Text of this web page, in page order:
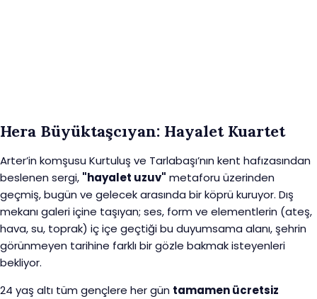
Hera Büyüktaşcıyan: Hayalet Kuartet
Arter’in komşusu Kurtuluş ve Tarlabaşı’nın kent hafızasından
beslenen sergi, "hayalet uzuv" metaforu üzerinden
geçmiş, bugün ve gelecek arasında bir köprü kuruyor. Dış
mekanı galeri içine taşıyan; ses, form ve elementlerin (ateş,
hava, su, toprak) iç içe geçtiği bu duyumsama alanı, şehrin
görünmeyen tarihine farklı bir gözle bakmak isteyenleri
bekliyor.
24 yaş altı tüm gençlere her gün tamamen ücretsiz